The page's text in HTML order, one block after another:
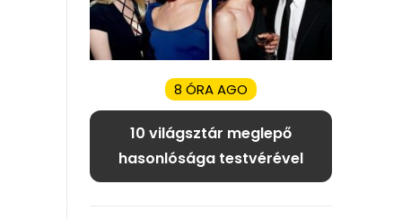
8 ÓRA AGO
10 világsztár meglepő
hasonlósága testvérével